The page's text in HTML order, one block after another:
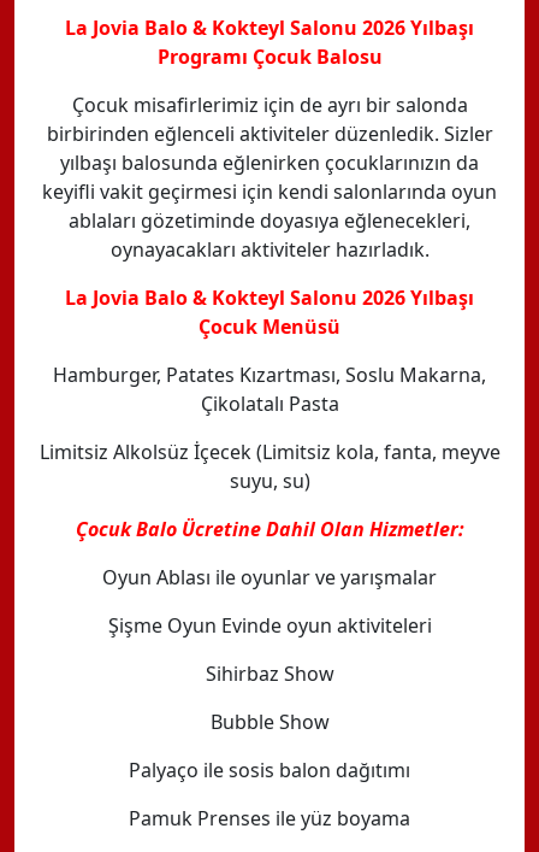
La Jovia Balo & Kokteyl Salonu 2026 Yılbaşı
Programı Çocuk Balosu
Çocuk misafirlerimiz için de ayrı bir salonda
birbirinden eğlenceli aktiviteler düzenledik. Sizler
yılbaşı balosunda eğlenirken çocuklarınızın da
keyifli vakit geçirmesi için kendi salonlarında oyun
ablaları gözetiminde doyasıya eğlenecekleri,
oynayacakları aktiviteler hazırladık.
La Jovia Balo & Kokteyl Salonu 2026 Yılbaşı
Çocuk Menüsü
Hamburger, Patates Kızartması, Soslu Makarna,
Çikolatalı Pasta
Limitsiz Alkolsüz İçecek (Limitsiz kola, fanta, meyve
suyu, su)
Çocuk Balo Ücretine Dahil Olan Hizmetler:
Oyun Ablası ile oyunlar ve yarışmalar
Şişme Oyun Evinde oyun aktiviteleri
Sihirbaz Show
Bubble Show
Palyaço ile sosis balon dağıtımı
Pamuk Prenses ile yüz boyama